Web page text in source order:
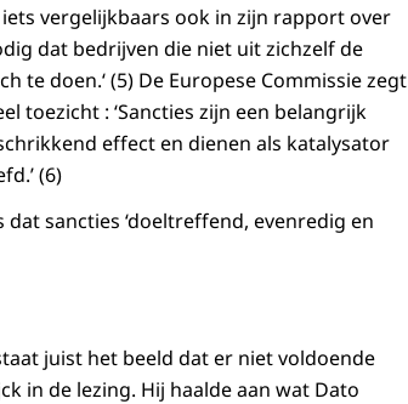
vergelijkbaars ook in zijn rapport over
dat bedrijven die niet uit zichzelf de
te doen.‘ (5) De Europese Commissie zegt
toezicht : ‘Sancties zijn een belangrijk
effect en dienen als katalysator
(6)
sancties ‘doeltreffend, evenredig en
juist het beeld dat er niet voldoende
in de lezing. Hij haalde aan wat Dato